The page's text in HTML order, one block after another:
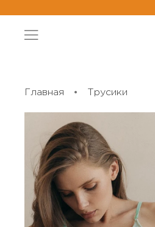
Главная Трусики